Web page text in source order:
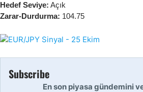
Hedef Seviye: Açık
Zarar-Durdurma: 104.75
Subscribe
En son piyasa gündemini